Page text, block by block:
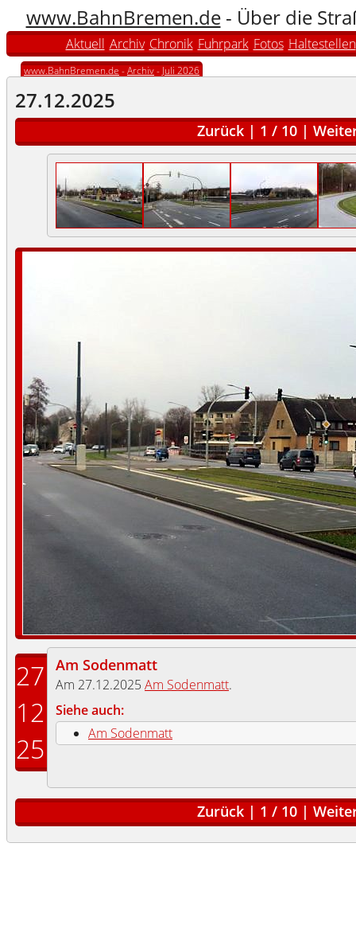
www.BahnBremen.de- Über die
Aktuell Archiv Chronik Fuhrpark Fotos Haltestellen
www.BahnBremen.de -Archiv- Juli 2026
27.12.2025
Zurück | 1 / 10 |
27
12
25
Am Sodenmatt
Am 27.12.2025 Am Sodenmatt.
Siehe auch:
Am Sodenmatt
Zurück | 1 / 10 |